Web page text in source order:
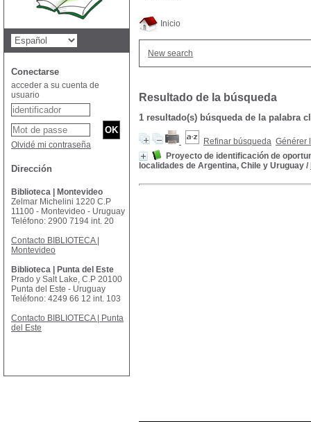
Inicio
New search
Resultado de la búsqueda
1 resultado(s) búsqueda de la palabra
Refinar búsqueda Générer
Proyecto de identificación de
localidades de Argentina, Chile y Uruguay /
Conectarse
acceder a su cuenta de
usuario
Olvidé mi contraseña
Dirección
Biblioteca | Montevideo
Zelmar Michelini 1220 C.P
11100 - Montevideo - Uruguay
Teléfono: 2900 7194 int. 20
Contacto BIBLIOTECA |
Montevideo
Biblioteca | Punta del Este
Prado y Salt Lake, C.P 20100
Punta del Este - Uruguay
Teléfono: 4249 66 12 int. 103
Contacto BIBLIOTECA | Punta
del Este